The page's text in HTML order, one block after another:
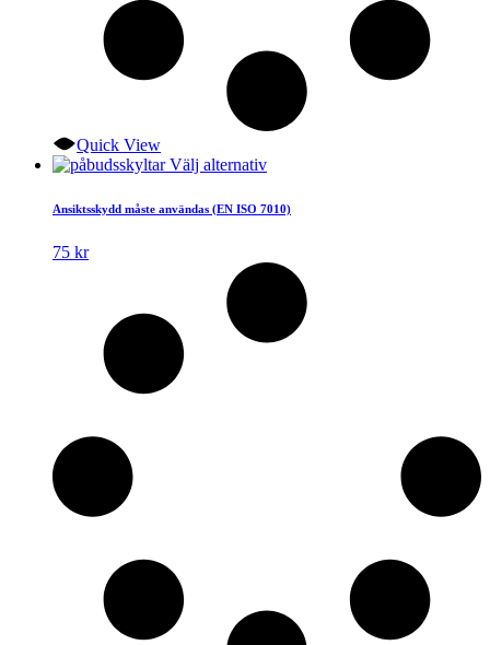
Quick View
Välj alternativDen
produkten
varianter.
alternativen
kan
Ansiktsskydd måste användas (EN ISO 7010)
75 kr